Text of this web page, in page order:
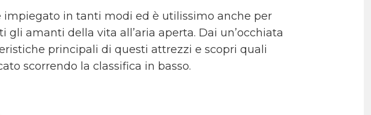
impiegato in tanti modi ed è utilissimo anche per
amanti della vita all’aria aperta. Dai un’occhiata
principali di questi attrezzi e scopri quali
scorrendo la classifica in basso.